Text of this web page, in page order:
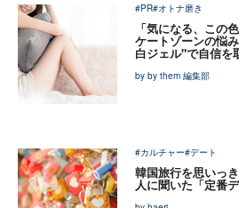
#PR#オトナ磨き
「気になる、この
ケートゾーンの悩
白ジェル"で自信を
by by them 編集部
#カルチャー#デート
韓国旅行を思いっ
人に聞いた「定番